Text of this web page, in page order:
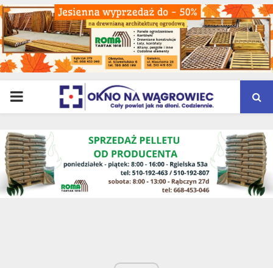
PRIMARY
MENU